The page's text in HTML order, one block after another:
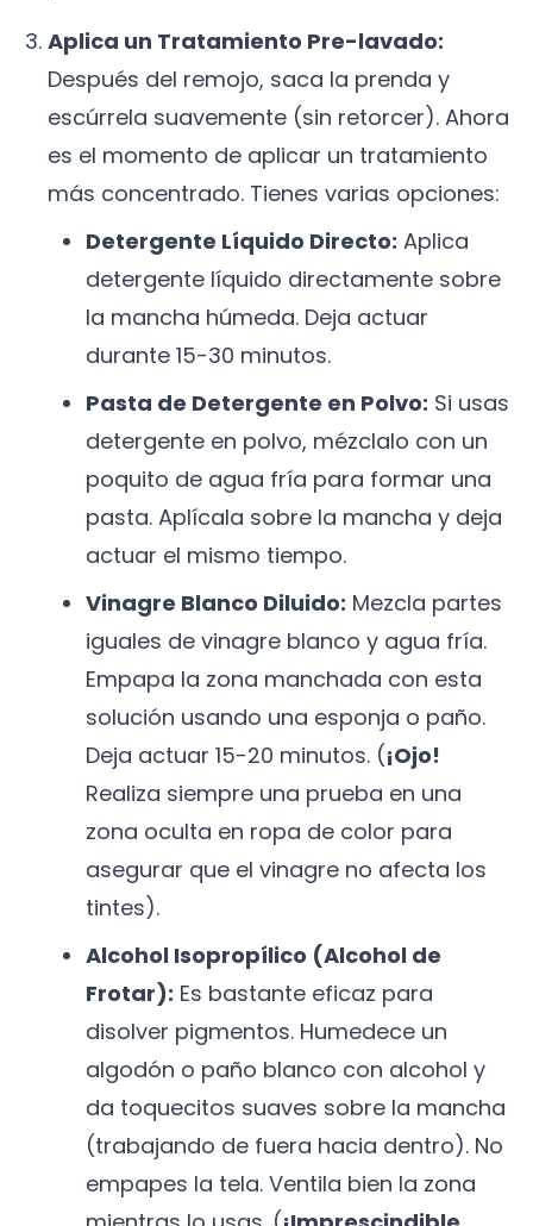
Aplica un Tratamiento Pre-lavado:
Después del remojo, saca la prenda y
escúrrela suavemente (sin retorcer). Ahora
es el momento de aplicar un tratamiento
más concentrado. Tienes varias opciones:
Detergente Líquido Directo: Aplica
detergente líquido directamente sobre
la mancha húmeda. Deja actuar
durante 15-30 minutos.
Pasta de Detergente en Polvo: Si usas
detergente en polvo, mézclalo con un
poquito de agua fría para formar una
pasta. Aplícala sobre la mancha y deja
actuar el mismo tiempo.
Vinagre Blanco Diluido: Mezcla partes
iguales de vinagre blanco y agua fría.
Empapa la zona manchada con esta
solución usando una esponja o paño.
Deja actuar 15-20 minutos. (¡Ojo!
Realiza siempre una prueba en una
zona oculta en ropa de color para
asegurar que el vinagre no afecta los
tintes).
Alcohol Isopropílico (Alcohol de
Frotar): Es bastante eficaz para
disolver pigmentos. Humedece un
algodón o paño blanco con alcohol y
da toquecitos suaves sobre la mancha
(trabajando de fuera hacia dentro). No
empapes la tela. Ventila bien la zona